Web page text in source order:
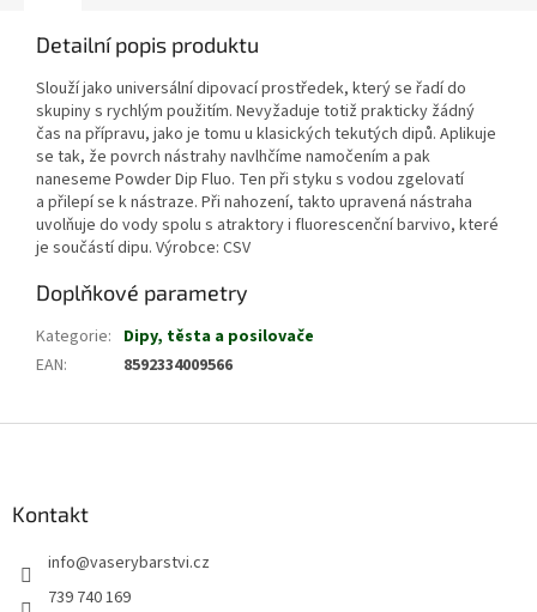
Detailní popis produktu
Slouží jako universální dipovací prostředek, který se řadí do
skupiny s rychlým použitím. Nevyžaduje totiž prakticky žádný
čas na přípravu, jako je tomu u klasických tekutých dipů. Aplikuje
se tak, že povrch nástrahy navlhčíme namočením a pak
naneseme Powder Dip Fluo. Ten při styku s vodou zgelovatí
a přilepí se k nástraze. Při nahození, takto upravená nástraha
uvolňuje do vody spolu s atraktory i fluorescenční barvivo, které
je součástí dipu. Výrobce: CSV
Doplňkové parametry
Kategorie: Dipy, těsta a posilovače
EAN: 8592334009566
Kontakt
info@vaserybarstvi.cz
739 740 169